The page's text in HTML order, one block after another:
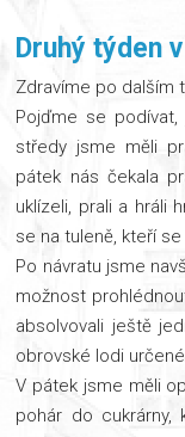
Druhý týden
Zdravíme po dalším
Pojďme se
středy jsme měli
pátek nás čekala
uklízeli, prali a hráli
se na tuleně, kteří
Po návratu jsme
možnost
absolvovali ještě
obrovské lodi
V pátek jsme měli
pohár do cukrárny,